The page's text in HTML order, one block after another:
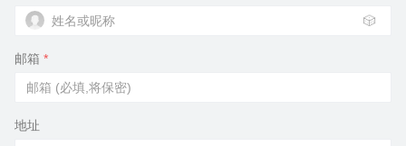
🎲
邮箱 *
地址